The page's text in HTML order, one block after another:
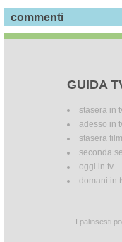
commenti
GUIDA
stasera in
adesso in
stasera film
seconda
oggi in tv
domani in
I palinsesti